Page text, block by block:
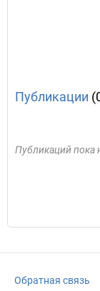
Публикации
Публикаций пока
Обратная связь